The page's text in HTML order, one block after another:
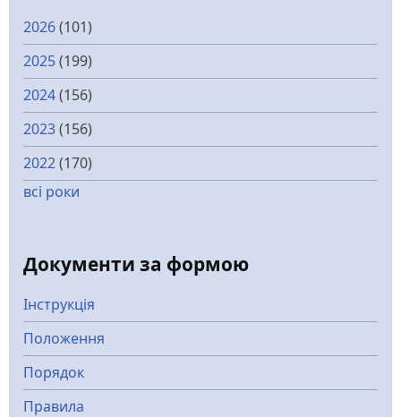
2026(101)
2025(199)
2024(156)
2023(156)
2022(170)
всі роки
Документи за формою
Інструкція
Положення
Порядок
Правила